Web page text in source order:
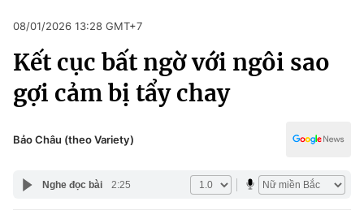
Chuyên mục
Chính trị
Pháp luật
Pháp luật
Kinh tế
Thể thao
Truyền hình
Y tế
Công nghệ
08/01/2026 13:28 GMT+7
Kết cục bất ngờ với ngôi sao
gợi cảm bị tẩy chay
Bảo Châu (theo Variety)
Nghe đọc bài 2:25